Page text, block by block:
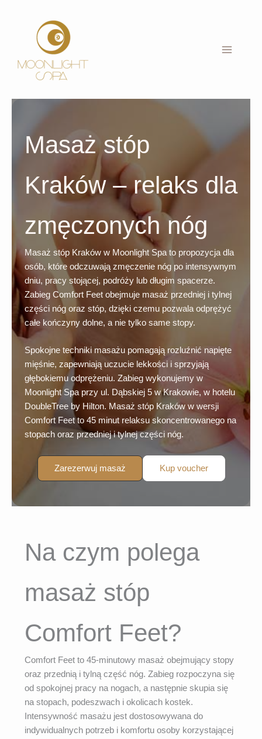
Masaż stóp
Kraków – relaks dla
zmęczonych nóg
Masaż stóp Kraków w Moonlight Spa to propozycja dla
osób, które odczuwają zmęczenie nóg po intensywnym
dniu, pracy stojącej, podróży lub długim spacerze.
Zabieg Comfort Feet obejmuje masaż przedniej i tylnej
części nóg oraz stóp, dzięki czemu pozwala odprężyć
całe kończyny dolne, a nie tylko same stopy.
Spokojne techniki masażu pomagają rozluźnić napięte
mięśnie, zapewniają uczucie lekkości i sprzyjają
głębokiemu odprężeniu. Zabieg wykonujemy w
Moonlight Spa przy ul. Dąbskiej 5 w Krakowie, w hotelu
DoubleTree by Hilton. Masaż stóp Kraków w wersji
Comfort Feet to 45 minut relaksu skoncentrowanego na
stopach oraz przedniej i tylnej części nóg.
Zarezerwuj masaż Kup voucher
Na czym polega
masaż stóp
Comfort Feet?
Comfort Feet to 45-minutowy masaż obejmujący stopy
oraz przednią i tylną część nóg. Zabieg rozpoczyna się
od spokojnej pracy na nogach, a następnie skupia się
na stopach, podeszwach i okolicach kostek.
Intensywność masażu jest dostosowywana do
indywidualnych potrzeb i komfortu osoby korzystającej